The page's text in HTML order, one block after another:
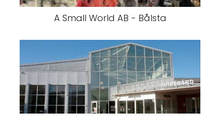
A Small World AB - Bålsta